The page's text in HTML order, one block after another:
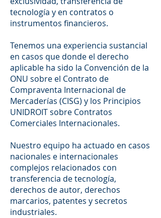
tecnología y en contratos o
instrumentos financieros.
Tenemos una experiencia sustancial
en casos que donde el derecho
aplicable ha sido la Convención de la
ONU sobre el Contrato de
Compraventa Internacional de
Mercaderías (CISG) y los Principios
UNIDROIT sobre Contratos
Comerciales Internacionales.
Nuestro equipo ha actuado en casos
nacionales e internacionales
complejos relacionados con
transferencia de tecnología,
derechos de autor, derechos
marcarios, patentes y secretos
industriales.